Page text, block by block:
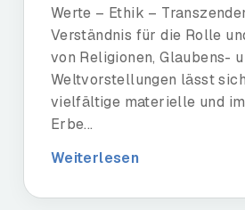
Werte – Ethik –
Verständnis für die Rolle
von Religionen, Glaubens-
Weltvorstellungen lässt
vielfältige materielle und
Erbe...
Weiterlesen